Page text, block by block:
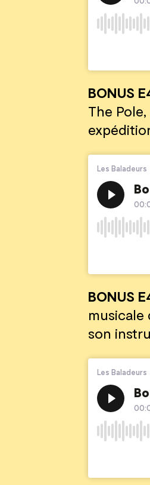
BONUS
The
BONUS
musicale
son